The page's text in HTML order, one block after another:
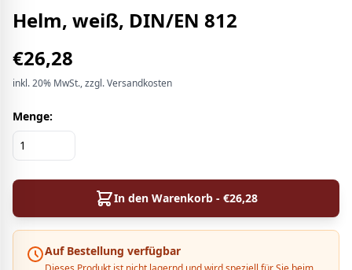
Helm, weiß, DIN/EN 812
€26,28
inkl.20% MwSt., zzgl. Versandkosten
Menge:
In den Warenkorb - €26,28
Auf Bestellung verfügbar